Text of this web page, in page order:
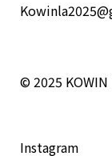
© 2025
Instagram